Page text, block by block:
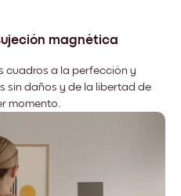
magnética
cuadros a la perfección y
sin daños y de la libertad de
momento.